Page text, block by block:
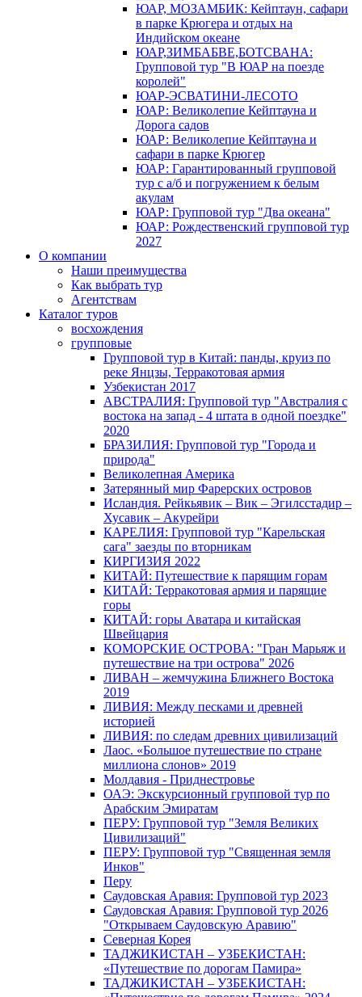
ЮАР, МОЗАМБИК: Кейптаун, сафари
в парке Крюгера и отдых на
Индийском океане
ЮАР,ЗИМБАБВЕ,БОТСВАНА:
Групповой тур "В ЮАР на поезде
королей"
ЮАР-ЭСВАТИНИ-ЛЕСОТО
ЮАР: Великолепие Кейптауна и
Дорога садов
ЮАР: Великолепие Кейптауна и
сафари в парке Крюгер
ЮАР: Гарантированный групповой
тур с а/б и погружением к белым
акулам
ЮАР: Групповой тур "Два океана"
ЮАР: Рождественский групповой тур
2027
О компании
Наши преимущества
Как выбрать тур
Агентствам
Каталог туров
восхождения
групповые
Групповой тур в Китай: панды, круиз по
реке Янцзы, Терракотовая армия
Узбекистан 2017
АВСТРАЛИЯ: Групповой тур "Австралия с
востока на запад - 4 штата в одной поездке"
2020
БРАЗИЛИЯ: Групповой тур "Города и
природа"
Великолепная Америка
Затерянный мир Фарерских островов
Исландия. Рейкьявик – Вик – Эгилсстадир –
Хусавик – Акурейри
КАРЕЛИЯ: Групповой тур "Карельская
сага" заезды по вторникам
КИРГИЗИЯ 2022
КИТАЙ: Путешествие к парящим горам
КИТАЙ: Терракотовая армия и парящие
горы
КИТАЙ: горы Аватара и китайская
Швейцария
КОМОРСКИЕ ОСТРОВА: "Гран Марьяж и
путешествие на три острова" 2026
ЛИВАН – жемчужина Ближнего Востока
2019
ЛИВИЯ: Между песками и древней
историей
ЛИВИЯ: по следам древних цивилизаций
Лаос. «Большое путешествие по стране
миллиона слонов» 2019
Молдавия - Приднестровье
ОАЭ: Экскурсионный групповой тур по
Арабским Эмиратам
ПЕРУ: Групповой тур "Земля Великих
Цивилизаций"
ПЕРУ: Групповой тур "Священная земля
Инков"
Перу
Саудовская Аравия: Групповой тур 2023
Саудовская Аравия: Групповой тур 2026
"Открываем Саудовскую Аравию"
Северная Корея
ТАДЖИКИСТАН – УЗБЕКИСТАН:
«Путешествие по дорогам Памира»
ТАДЖИКИСТАН – УЗБЕКИСТАН: